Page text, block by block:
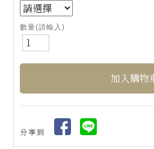
數量(請輸入)
分享到